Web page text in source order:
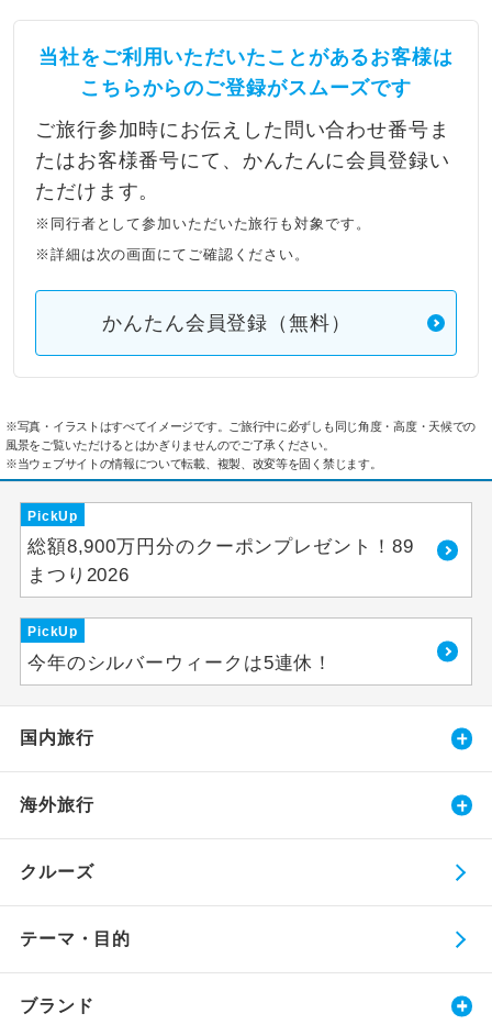
当社をご利用いただいたことがあるお客様は
こちらからのご登録がスムーズです
ご旅行参加時にお伝えした問い合わせ番号ま
たはお客様番号にて、かんたんに会員登録い
ただけます。
※同行者として参加いただいた旅行も対象です。
※詳細は次の画面にてご確認ください。
かんたん会員登録（無料）
※写真・イラストはすべてイメージです。ご旅行中に必ずしも同じ角度・高度・天候での
風景をご覧いただけるとはかぎりませんのでご了承ください。
※当ウェブサイトの情報について転載、複製、改変等を固く禁じます。
PickUp
総額8,900万円分のクーポンプレゼント！89
まつり2026
PickUp
今年のシルバーウィークは5連休！
国内旅行
海外旅行
クルーズ
テーマ・目的
ブランド